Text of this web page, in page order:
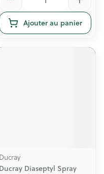
Ajouter au panier
Ducray
Ducray Diaseptyl Spray